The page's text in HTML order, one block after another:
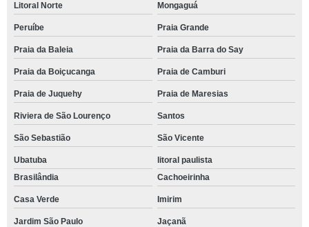
Litoral Norte Mongaguá
Peruíbe Praia Grande
Praia da Baleia Praia da Barra do Say
Praia da Boiçucanga Praia de Camburi
Praia de Juquehy Praia de Maresias
Riviera de São Lourenço Santos
São Sebastião São Vicente
Ubatuba
litoral paulista
Brasilândia
Cachoeirinha
Casa Verde Imirim
Jardim São Paulo Jaçanã